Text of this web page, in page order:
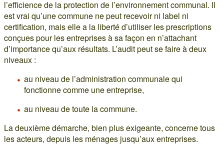
l’efficience de la protection de l’environnement communal. Il
est vrai qu’une commune ne peut recevoir ni label ni
certification, mais elle a la liberté d’utiliser les prescriptions
conçues pour les entreprises à sa façon en n’attachant
d’importance qu’aux résultats. L’audit peut se faire à deux
niveaux :
au niveau de l’administration communale qui
fonctionne comme une entreprise,
au niveau de toute la commune.
La deuxième démarche, bien plus exigeante, concerne tous
les acteurs, depuis les ménages jusqu’aux entreprises.